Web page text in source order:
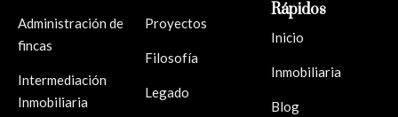
Administración de
fincas
Intermediación
Inmobiliaria
Proyectos
Filosofía
Legado
Rápidos
Inicio
Inmobiliaria
Blog